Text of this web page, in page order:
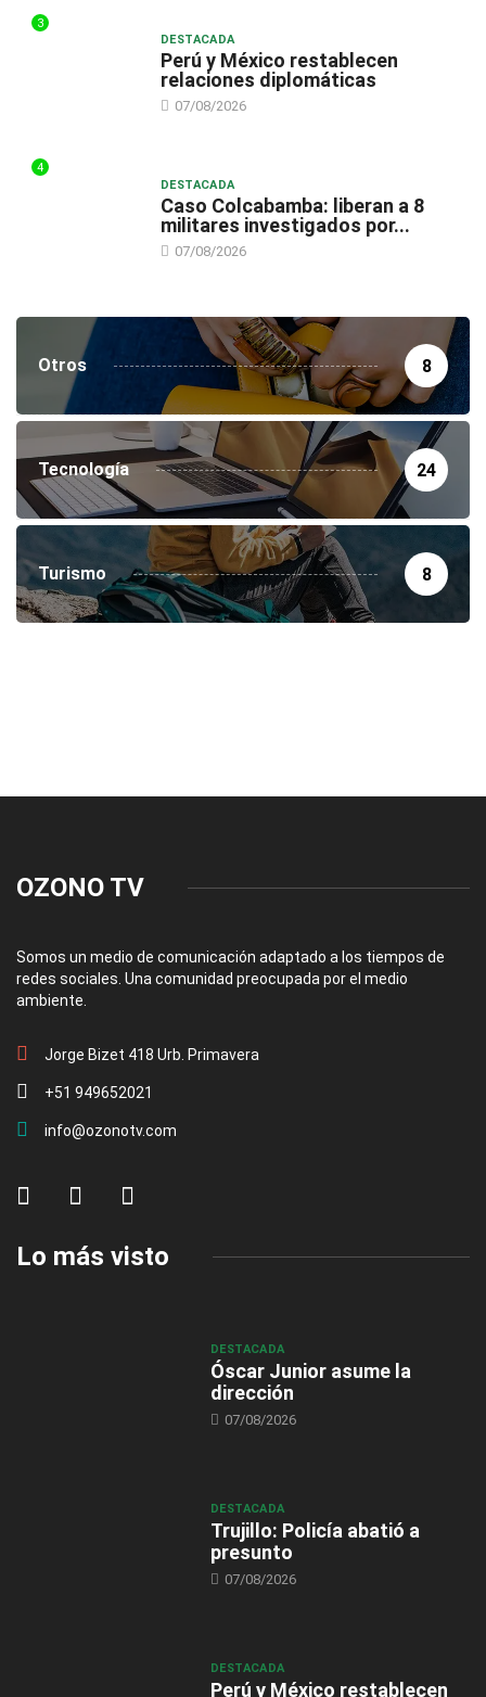
3
DESTACADA
Perú y México restablecen
relaciones diplomáticas
07/08/2026
4
DESTACADA
Caso Colcabamba: liberan a 8
militares investigados por...
07/08/2026
Otros 8
Tecnología 24
Turismo 8
OZONO TV
Somos un medio de comunicación adaptado a los tiempos de
redes sociales. Una comunidad preocupada por el medio
ambiente.
Jorge Bizet 418 Urb. Primavera
+51 949652021
info@ozonotv.com
Lo más visto
DESTACADA
Óscar Junior asume la
dirección
07/08/2026
DESTACADA
Trujillo: Policía abatió a
presunto
07/08/2026
DESTACADA
Perú y México restablecen